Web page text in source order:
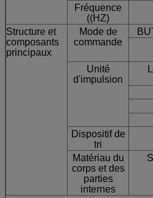
Fréquence
((HZ)
Structure et
composants
principaux
Mode de
commande
Unité
d'impulsion
Dispositif de
tri
Matériau du
corps et des
parties
internes